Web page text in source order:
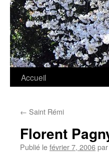
Accueil
← Saint Rémi
Florent
Publié lefévrier 7, 2006par